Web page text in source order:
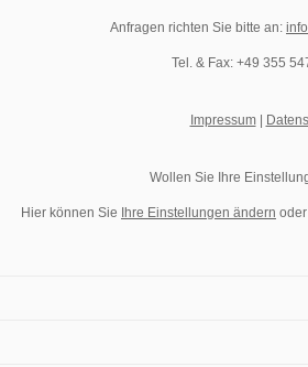
Anfragen richten Sie bitte an:
Tel. & Fax: +49 355
Impressum|
Wollen Sie Ihre
Hier können Sie Ihre Einstellungen ändern